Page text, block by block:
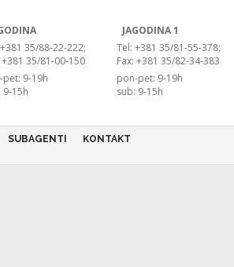
35/88-22-222;
+381 35/81-00-150
pet: 9-19h
9-15h
JAGODINA 1
Tel: +381 35/81-55-378;
Fax: +381 35/82-34-383
pon-pet: 9-19h
sub: 9-15h
SUBAGENTI KONTAKT